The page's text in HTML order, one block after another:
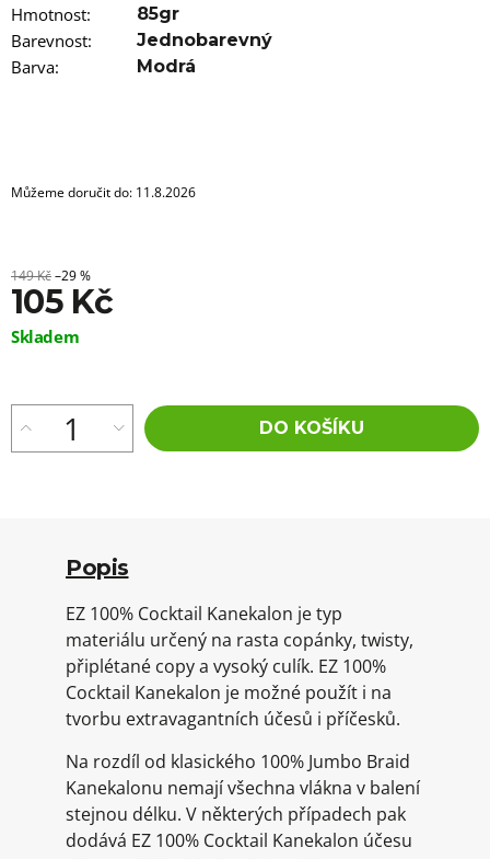
Hmotnost: 85gr
Barevnost: Jednobarevný
Barva: Modrá
Můžeme doručit do: 11.8.2026
149 Kč–29 %
105 Kč
Měrná
Skladem
DO KOŠÍKU
Popis
EZ 100% Cocktail Kanekalon je typ
materiálu určený na rasta copánky, twisty,
připlétané copy a vysoký culík. EZ 100%
Cocktail Kanekalon je možné použít i na
tvorbu extravagantních účesů i příčesků.
Na rozdíl od klasického 100% Jumbo Braid
Kanekalonu nemají všechna vlákna v balení
stejnou délku. V některých případech pak
dodává EZ 100% Cocktail Kanekalon účesu
99
Kč
Původně:
149